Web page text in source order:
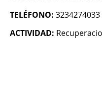
TELÉFONO: 3234274033
ACTIVIDAD: